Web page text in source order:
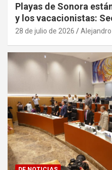
Playas de Sonora
y los vacacionistas:
28 de julio de 2026 Alejandro